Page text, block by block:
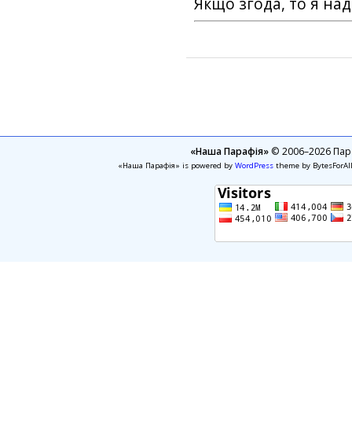
Якщо згода, то я
«Наша Парафія»© 2006–2026
«Наша Парафія» is powered by WordPresstheme by